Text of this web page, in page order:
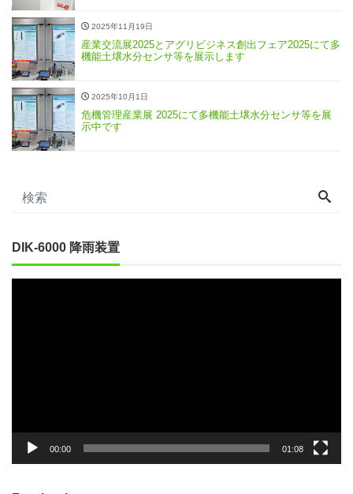
2025年11月19日
産業交流展2025とアグリビジネス創出フェア2025にて多
機能土壌水分センサ等を展示します
2025年10月1日
危機管理産業展 2025にて多機能土壌水分センサ等を展
示中です
DIK-6000 降雨装置
00:00 01:08